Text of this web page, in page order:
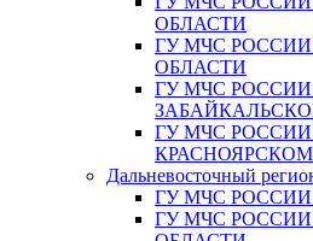
ОБЛАСТИ
ГУ МЧС
ОБЛАСТИ
ГУ МЧС
ГУ МЧС
Дальневосточный
ГУ МЧС
ГУ МЧС